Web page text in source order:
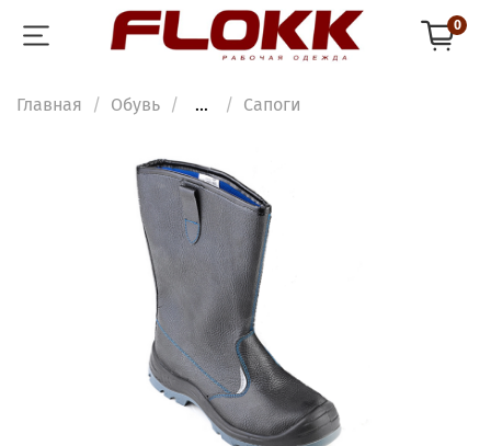
0
Главная Обувь ... Сапоги